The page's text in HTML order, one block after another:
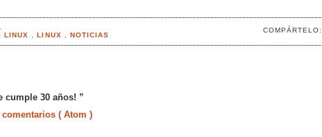
COMPÁRTELO:
LINUX ,LINUX NOTICIAS
cumple 30 años! ”
comentarios ( Atom )